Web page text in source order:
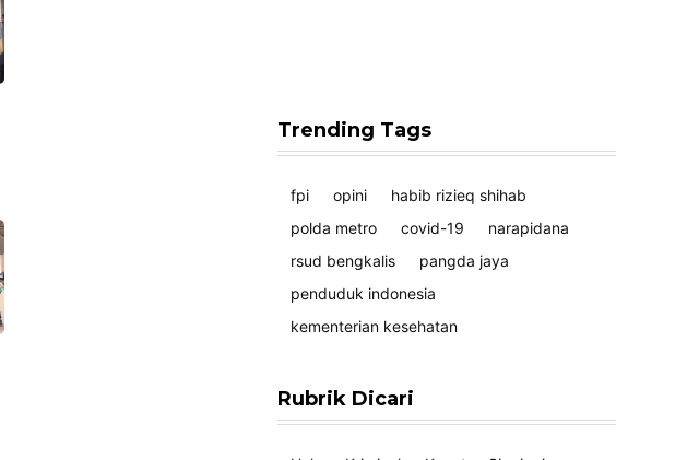
Trending Tags
fpi opini
habib rizieq shihab
polda metro
covid-19
narapidana
rsud bengkalis
pangda jaya
penduduk indonesia
kementerian kesehatan
Rubrik Dicari